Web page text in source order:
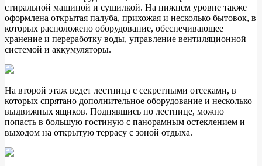
стиральной машиной и сушилкой. На нижнем уровне также
оформлена открытая палуба, прихожая и несколько бытовок, в
которых расположено оборудование, обеспечивающее
хранение и переработку воды, управление вентиляционной
системой и аккумуляторы.
На второй этаж ведет лестница с секретными отсеками, в
которых спрятано дополнительное оборудование и несколько
выдвижных ящиков. Поднявшись по лестнице, можно
попасть в большую гостиную с панорамным остеклением и
выходом на открытую террасу с зоной отдыха.